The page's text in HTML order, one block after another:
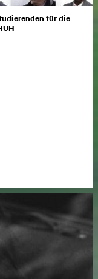
für die